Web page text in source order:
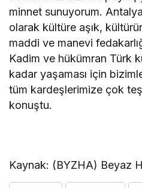
minnet sunuyorum.
olarak kültüre aşık,
maddi ve manevi
Kadim ve hükümran Türk
kadar yaşaması için
tüm kardeşlerimize çok
konuştu.
Kaynak: (BYZHA) Beyaz